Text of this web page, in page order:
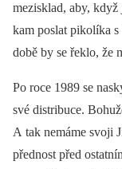
mezisklad, aby,
kam poslat pikolíka
době by se řeklo, že
Po roce 1989 se
své distribuce.
A tak nemáme svoji
přednost před